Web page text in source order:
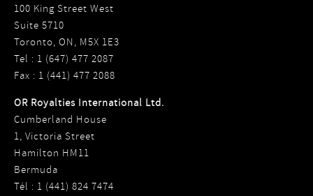
100 King Street West
Suite 5710
Toronto, ON, M5X 1E3
Tel : 1 (647) 477 2087
Fax : 1 (441) 477 2088
OR Royalties International Ltd.
Cumberland House
1, Victoria Street
Hamilton HM11
Bermuda
Tél : 1 (441) 824 7474